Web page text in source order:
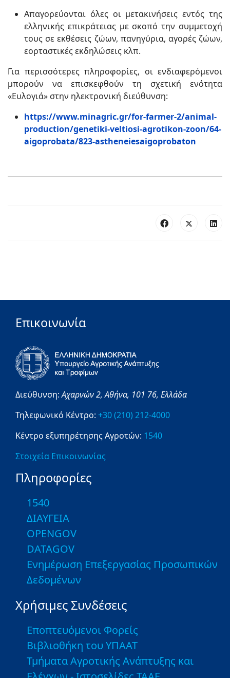
Απαγορεύονται όλες οι μετακινήσεις εντός της
ελληνικής επικράτειας με σκοπό την συμμετοχή
τους σε εκθέσεις ζώων, πανηγύρια, αγορές ζώων,
εορταστικές εκδηλώσεις κλπ.
Για περισσότερες πληροφορίες, οι ενδιαφερόμενοι
μπορούν να επισκεφθούν τη σχετική ενότητα
«Ευλογιά» στην ηλεκτρονική διεύθυνση:
https://www.minagric.gr/for-farmer-2/animal-
production/genetiki-veltiosi-agrotikon-zoon/64-
aigoprobata/823-astheneiesaigoprobaton
Επικοινωνία
Διεύθυνση:Αχαρνών 2,Αθήνα, 101 76, Ελλάδα
Τηλεφωνικό Κέντρο: +30 (210) 212-4000
Κέντρο εξυπηρέτησης Αγροτών: 1540
Στοιχεία Επικοινωνίας
Πληροφορίες
1540
ΔΙΑΥΓΕΙΑ
OPENGOV
DATAGOV
Ενημέρωση Επεξεργασίας Προσωπικών
Δεδομένων
Χρήσιμες Συνδέσεις
Εποπτευόμενοι Φορείς
Βιβλιοθήκη του ΥΠΑΑΤ
Τμήματα Αγροτικής Ανάπτυξης και